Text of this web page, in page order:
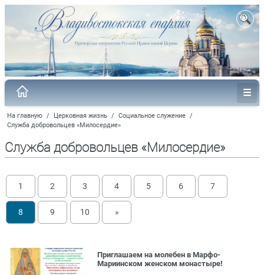
На главную / Церковная жизнь / Социальное служение /
Служба добровольцев «Милосердие»
Служба добровольцев «Милосердие»
1 2 3 4 5 6 7
8 9 10 »
Приглашаем на молебен в Марфо-
Мариинском женском монастыре!